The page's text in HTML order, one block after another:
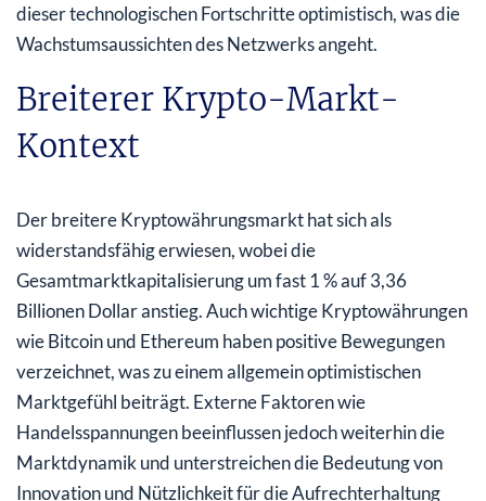
dieser technologischen Fortschritte optimistisch, was die
Wachstumsaussichten des Netzwerks angeht.
Breiterer Krypto-Markt-
Kontext
Der breitere Kryptowährungsmarkt hat sich als
widerstandsfähig erwiesen, wobei die
Gesamtmarktkapitalisierung um fast 1 % auf 3,36
Billionen Dollar anstieg. Auch wichtige Kryptowährungen
wie Bitcoin und Ethereum haben positive Bewegungen
verzeichnet, was zu einem allgemein optimistischen
Marktgefühl beiträgt. Externe Faktoren wie
Handelsspannungen beeinflussen jedoch weiterhin die
Marktdynamik und unterstreichen die Bedeutung von
Innovation und Nützlichkeit für die Aufrechterhaltung